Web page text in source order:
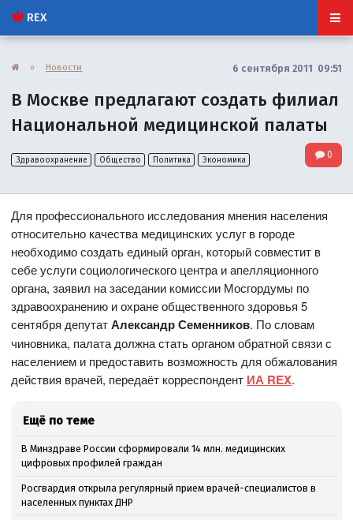
REX
» Новости 6 сентября 2011 09:51
В Москве предлагают создать филиал
Национальной медицинской палаты
Здравоохранение Общество Политика Экономика 0
Для профессионального исследования мнения населения
относительно качества медицинских услуг в городе
необходимо создать единый орган, который совместит в
себе услуги социологического центра и апелляционного
органа, заявил на заседании комиссии Мосгордумы по
здравоохранению и охране общественного здоровья 5
сентября депутатАлександр Семенников. По словам
чиновника, палата должна стать органом обратной связи с
населением и предоставить возможность для обжалования
действия врачей, передаёт корреспондент ИА REX.
Ещё по теме
В Минздраве России сформировали 14 млн. медицинских
цифровых профилей граждан
Росгвардия открыла регулярный прием врачей-специалистов в
населенных пунктах ДНР